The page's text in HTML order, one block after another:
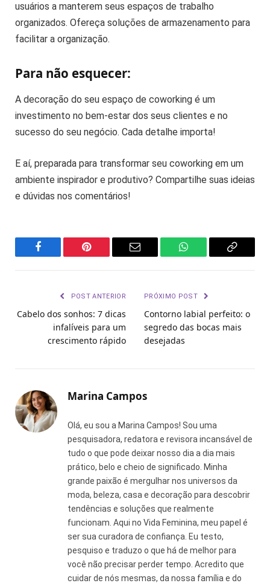
usuários a manterem seus espaços de trabalho
organizados. Ofereça soluções de armazenamento para
facilitar a organização.
Para não esquecer:
A decoração do seu espaço de coworking é um
investimento no bem-estar dos seus clientes e no
sucesso do seu negócio. Cada detalhe importa!
E aí, preparada para transformar seu coworking em um
ambiente inspirador e produtivo? Compartilhe suas ideias
e dúvidas nos comentários!
Facebook Pinterest Email WhatsAppCopy
POST ANTERIOR
Cabelo dos sonhos: 7 dicas
infalíveis para um
crescimento rápido
PRÓXIMO POST
Contorno labial perfeito: o
segredo das bocas mais
desejadas
Marina Campos
Olá, eu sou a Marina Campos! Sou uma
pesquisadora, redatora e revisora incansável de
tudo o que pode deixar nosso dia a dia mais
prático, belo e cheio de significado. Minha
grande paixão é mergulhar nos universos da
moda, beleza, casa e decoração para descobrir
tendências e soluções que realmente
funcionam. Aqui no Vida Feminina, meu papel é
ser sua curadora de confiança. Eu testo,
pesquiso e traduzo o que há de melhor para
você não precisar perder tempo. Acredito que
cuidar de nós mesmas, da nossa família e do